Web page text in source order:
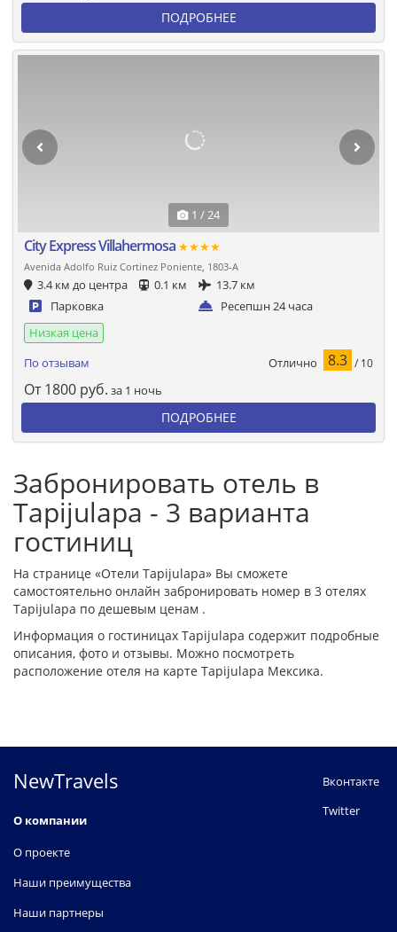
ПОДРОБНЕЕ
1 / 24
City Express Villahermosa ★★★★
Avenida Adolfo Ruiz Cortinez Poniente, 1803-A
3.4 км до центра 0.1 км
13.7 км
Парковка
Ресепшн 24 часа
Низкая цена
По отзывам
Отлично 8.3 / 10
От 1800 руб. за 1 ночь
ПОДРОБНЕЕ
Забронировать отель в
Tapijulapa - 3 варианта
гостиниц
На странице «Отели Tapijulapa» Вы сможете
самостоятельно онлайн забронировать номер в 3 отелях
Tapijulapa по дешевым ценам .
Информация о гостиницах Tapijulapa содержит подробные
описания, фото и отзывы. Можно посмотреть
расположение отеля на карте Tapijulapa Мексика.
NewTravels
О компании
О проекте
Наши преимущества
Наши партнеры
Вконтакте
Twitter